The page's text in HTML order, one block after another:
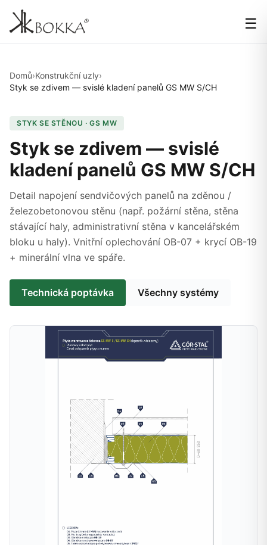
☰
Domů›Konstrukční uzly›
Styk se zdivem — svislé kladení panelů GS MW S/CH
STYK SE STĚNOU · GS MW
Styk se zdivem — svislé
kladení panelů GS MW S/CH
Detail napojení sendvičových panelů na zděnou /
železobetonovou stěnu (např. požární stěna, stěna
stávající haly, administrativní stěna v kancelářském
bloku u haly). Vnitřní oplechování OB-07 + krycí OB-19
+ minerální vlna ve spáře.
Technická poptávka Všechny systémy